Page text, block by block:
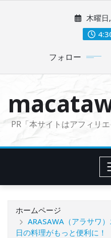
に
木曜
フォロー
PR「本サイトはアフィリ
ホームページ
ARASAWA（アラサワ
日の料理がもっと便利に！